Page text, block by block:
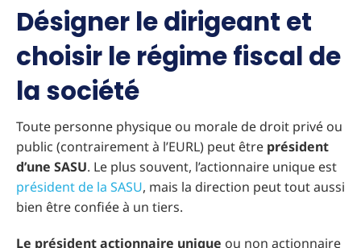
Désigner le dirigeant et
choisir le régime fiscal de
la société
Toute personne physique ou morale de droit privé ou
public (contrairement à l’EURL) peut être président
d’une SASU. Le plus souvent, l’actionnaire unique est
président de la SASU, mais la direction peut tout aussi
bien être confiée à un tiers.
Le président actionnaire unique ou non actionnaire